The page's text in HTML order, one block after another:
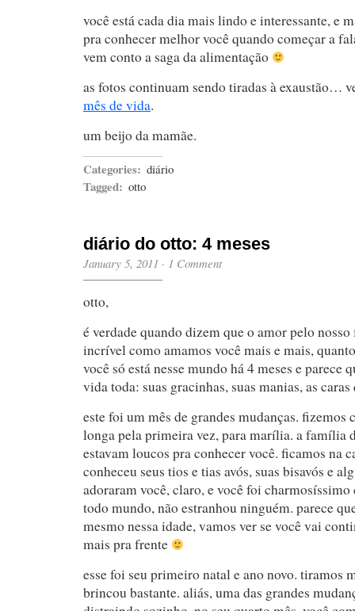
você está cada dia mais lindo e interessante, e
pra conhecer melhor você quando começar a
vem conto a saga da alimentação
as fotos continuam sendo tiradas à exaustão…
mês de vida.
um beijo da mamãe.
Categories: diário
Tagged: otto
diário do otto: 4 meses
January 5, 2011 · 1 Comment
otto,
é verdade quando dizem que o amor pelo
incrível como amamos você mais e mais,
você só está nesse mundo há 4 meses e parece
vida toda: suas gracinhas, suas manias, as
este foi um mês de grandes mudanças. fizemos
longa pela primeira vez, para marília. a família
estavam loucos pra conhecer você. ficamos na
conheceu seus tios e tias avós, suas bisavós e
adoraram você, claro, e você foi
todo mundo, não estranhou ninguém. parece
mesmo nessa idade, vamos ver se você vai
mais pra frente
esse foi seu primeiro natal e ano novo. tiramos
brincou bastante. aliás, uma das grandes